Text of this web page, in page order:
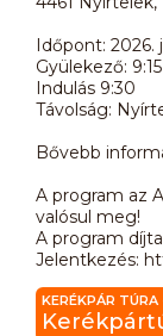
Időpont: 2026.
Gyülekező: 9:15
Indulás 9:30
Távolság:
Bővebb
A program az
valósul meg!
A program
Jelentkezés:
KERÉKPÁR